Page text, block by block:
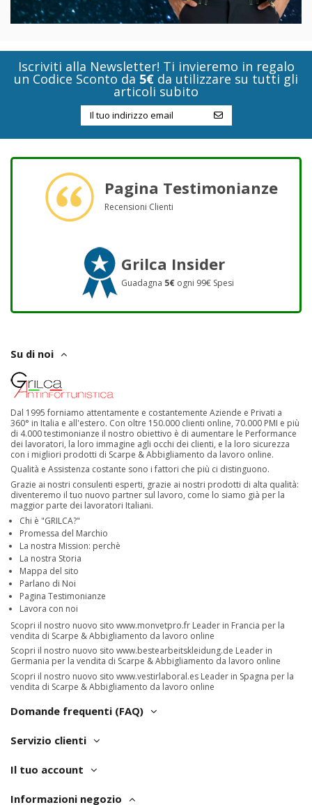
Iscriviti alla Newsletter! Ti invieremo in regalo
un Codice Sconto da 5€ da utilizzare su tutti gli
articoli subito
Pagina Testimonianze
Recensioni Clienti
Grilca Insider
Guadagna 5€ ogni 99€ Spesi
Su di noi
Dal 1995 forniamo attentamente e costantemente Aziende e Privati a
360° in Italia e all'estero. Con oltre 150.000 clienti online, 70.000 PMI e più
di 4.000 testimonianze il nostro obiettivo è di aumentare le Performance
dei lavoratori, la loro immagine agli occhi dei clienti, e la loro sicurezza
con i migliori prodotti di Scarpe & Abbigliamento da lavoro online.
Qualità e Assistenza costante sono i fattori che più ci distinguono.
Grazie ai nostri consulenti esperti, grazie ai nostri prodotti di alta qualità:
diventeremo il tuo nuovo partner sul lavoro, come lo siamo già per la
maggior parte dei lavoratori Italiani.
Chi è "GRILCA?"
Promessa del Marchio
La nostra Mission: perchè
La nostra Storia
Mappa del sito
Parlano di Noi
Pagina Testimonianze
Lavora con noi
Scopri il nostro nuovo sito www.monvetpro.fr Leader in Francia per la
vendita di Scarpe & Abbigliamento da lavoro online
Scopri il nostro nuovo sito www.bestearbeitskleidung.de Leader in
Germania per la vendita di Scarpe & Abbigliamento da lavoro online
Scopri il nostro nuovo sito www.vestirlaboral.es Leader in Spagna per la
vendita di Scarpe & Abbigliamento da lavoro online
Domande frequenti (FAQ)
Servizio clienti
Il tuo account
Informazioni negozio